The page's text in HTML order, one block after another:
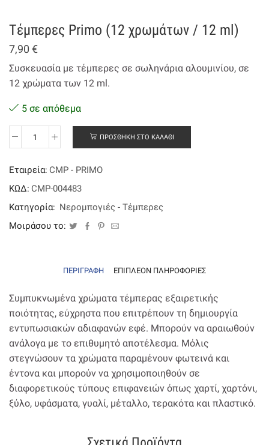
Τέμπερες Primo (12 χρωμάτων / 12 ml)
7,90 €
Συσκευασία με τέμπερες σε σωληνάρια αλουμινίου, σε
12 χρώματα των 12 ml.
5 σε απόθεμα
Τέμπερες
χρωμάτων
/
ml)
ΠΡΟΣΘΉΚΗ ΣΤΟ ΚΑΛΆΘΙ
Εταιρεία: CMP - PRIMO
ΚΩΔ: CMP-004483
Κατηγορία: Νερομπογιές - Τέμπερες
Μοιράσου το:
ΠΕΡΙΓΡΑΦΉ ΕΠΙΠΛΈΟΝ ΠΛΗΡΟΦΟΡΊΕΣ
Συμπυκνωμένα χρώματα τέμπερας εξαιρετικής
ποιότητας, εύχρηστα που επιτρέπουν τη δημιουργία
εντυπωσιακών αδιαφανών εφέ. Μπορούν να αραιωθούν
ανάλογα με το επιθυμητό αποτέλεσμα. Μόλις
στεγνώσουν τα χρώματα παραμένουν φωτεινά και
έντονα και μπορούν να χρησιμοποιηθούν σε
διαφορετικούς τύπους επιφανειών όπως χαρτί, χαρτόνι,
ξύλο, υφάσματα, γυαλί, μέταλλο, τερακότα και πλαστικό.
Σχετικά Προϊόντα